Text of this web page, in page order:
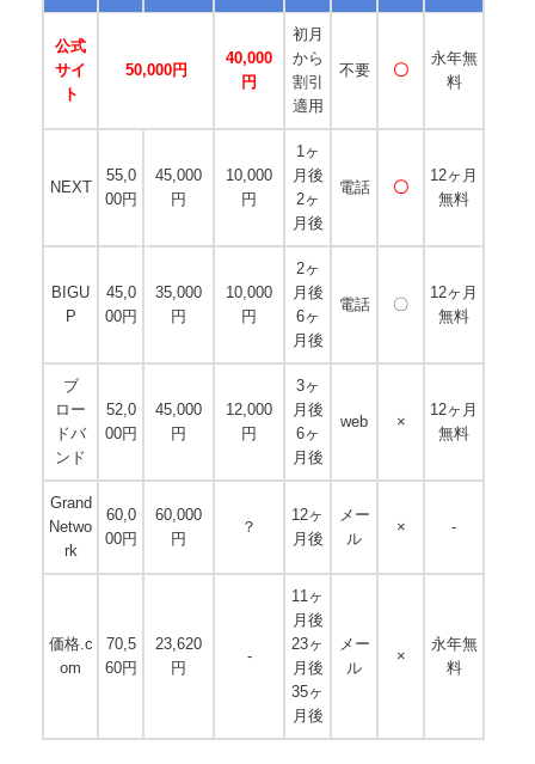
公式
サイ
ト
50,000円
40,000
円
初月
から
割引
適用
不要 〇
永年無
料
NEXT
55,0
00円
45,000
円
10,000
円
1ヶ
月後
2ヶ
月後
電話 〇
12ヶ月
無料
BIGU
P
45,0
00円
35,000
円
10,000
円
2ヶ
月後
6ヶ
月後
電話 〇
12ヶ月
無料
ブ
ロー
ドバ
ンド
52,0
00円
45,000
円
12,000
円
3ヶ
月後
6ヶ
月後
web ×
12ヶ月
無料
Grand
Netwo
rk
60,0
00円
60,000
円
？
12ヶ
月後
メー
ル
× -
価格.c
om
70,5
60円
23,620
円
-
11ヶ
月後
23ヶ
月後
35ヶ
月後
メー
ル
×
永年無
料